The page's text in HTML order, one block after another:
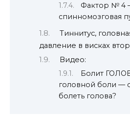
Фактор № 4
спинномозговая
Тиннитус,
давление в висках
Видео:
Болит
головной боли —
болеть голова?